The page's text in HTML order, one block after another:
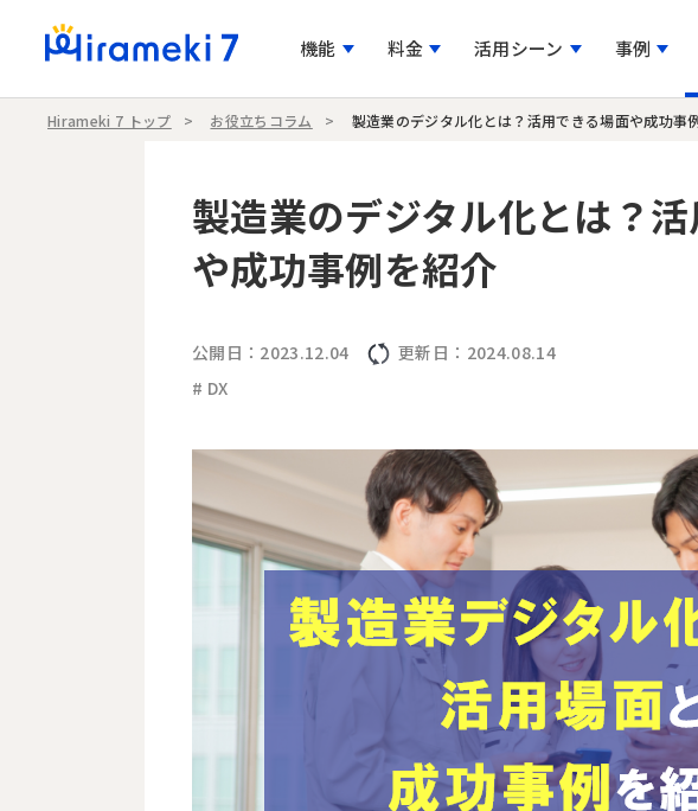
機能
マーケティング機能
Webサイト
名刺管理
メール配信
案件管理
時間を増やす
ファイル管理
料金 活用シーン
目的別シーン 新規営
資料ダウンロードフォームを作成
展示会で交換した名刺情報を管理・活用
新規営業活動をチームで管理 社内の
採用サイトを作成し活動を強化 社内申
事例
開業のためのWebサイトを簡単に低コストで制作
Webサイト制作も顧客管理も、ワンツールで開業準備
をスマートに！
営業リスト検
お問い合わせ
Hirameki 7 トップ お役立ちコラム 製造業のデジタル化とは？活用できる場面や成功事
製造業のデジタル化とは？
や成功事例を紹介
公開日：2023.12.04
更新日：2024.08.14
# DX